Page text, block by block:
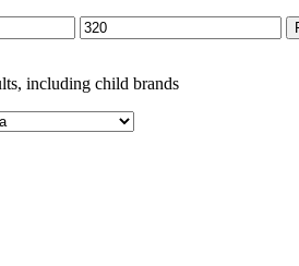
including child brands